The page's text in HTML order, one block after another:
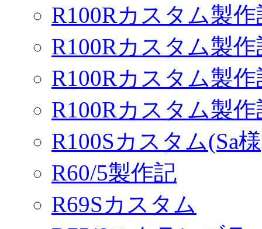
R100Rカスタム製作
R100Rカスタム製作
R100Rカスタム製作
R100Rカスタム製
R100Sカスタム(Sa
R60/5製作記
R69Sカスタム